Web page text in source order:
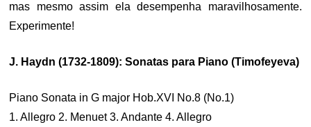
mas mesmo assim ela desempenha maravilhosamente.
Experimente!
J. Haydn (1732-1809): Sonatas para Piano (Timofeyeva)
Piano Sonata in G major Hob.XVI No.8 (No.1)
1. Allegro 2. Menuet 3. Andante 4. Allegro